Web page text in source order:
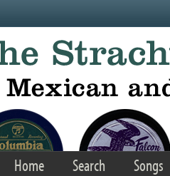
Home Search Songs